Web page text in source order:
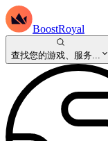
BoostRoyal
查找您的游戏、服务...